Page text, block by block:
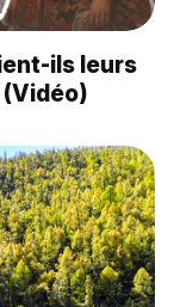
ils leurs